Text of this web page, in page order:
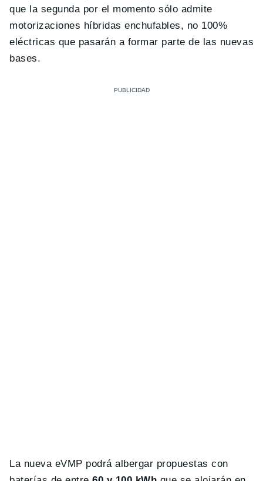
que la segunda por el momento sólo admite
motorizaciones híbridas enchufables, no 100%
eléctricas que pasarán a formar parte de las nuevas
bases.
La nueva eVMP podrá albergar propuestas con